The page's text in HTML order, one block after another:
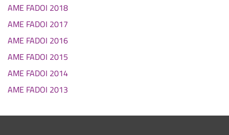
AME FADOI 2018
AME FADOI 2017
AME FADOI 2016
AME FADOI 2015
AME FADOI 2014
AME FADOI 2013